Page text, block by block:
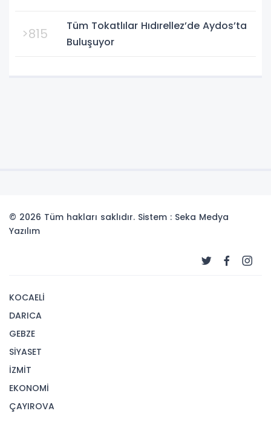
>815
Tüm Tokatlılar Hıdırellez’de Aydos’ta
Buluşuyor
© 2026 Tüm hakları saklıdır. Sistem : Seka Medya
Yazılım
KOCAELİ
DARICA
GEBZE
SİYASET
İZMİT
EKONOMİ
ÇAYIROVA